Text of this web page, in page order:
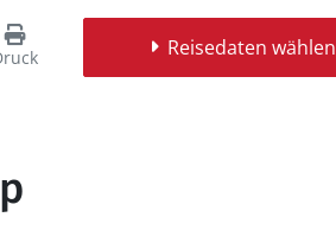
Reisedaten wählen